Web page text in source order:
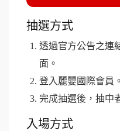
抽選方式
透過官方公告之連
面。
登入麗嬰國際會員。
完成抽選後，抽中
入場方式